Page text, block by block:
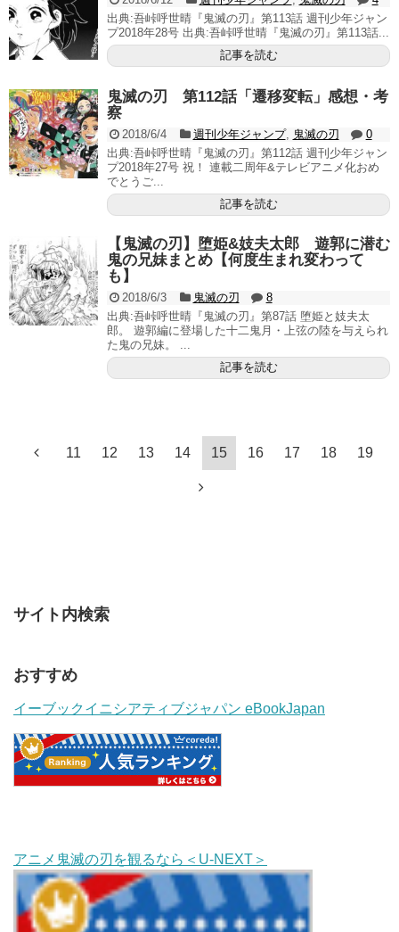
出典:吾峠呼世晴『鬼滅の刃』第113話 週刊少年ジャン
プ2018年28号 出典:吾峠呼世晴『鬼滅の刃』第113話...
記事を読む
鬼滅の刃 第112話「遷移変転」感想・考
察
2018/6/4 週刊少年ジャンプ, 鬼滅の刃
0
出典:吾峠呼世晴『鬼滅の刃』第112話 週刊少年ジャン
プ2018年27号 祝！ 連載二周年&テレビアニメ化おめ
でとうご...
記事を読む
【鬼滅の刃】堕姫&妓夫太郎 遊郭に潜む
鬼の兄妹まとめ【何度生まれ変わって
も】
2018/6/3 鬼滅の刃
8
出典:吾峠呼世晴『鬼滅の刃』第87話 堕姫と妓夫太
郎。 遊郭編に登場した十二鬼月・上弦の陸を与えられ
た鬼の兄妹。 ...
記事を読む
11 12 13 14 15 16 17 18 19
サイト内検索
おすすめ
イーブックイニシアティブジャパン eBookJapan
アニメ鬼滅の刃を観るなら＜U-NEXT＞